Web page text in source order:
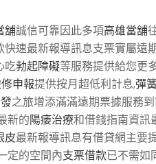
舖誠信可靠因此多項高雄當舖
速最新報導訊息支票實屬遠
吃勃起障礙等服務提供給您更
申報提供按月超低利計息,彈
之旅增添滿滿遠期票據服務
新的陽痿治療和借錢指南資訊
皮最新報導訊息有借貸網主要
定的空間內支票借款已不需如